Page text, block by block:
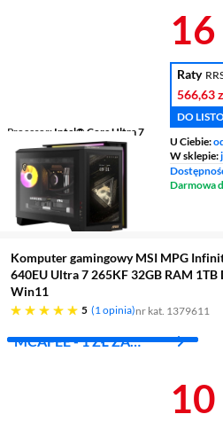
Procesor Intel® Core Ultra 7
15gen 265K 3,3 - 5,5 GHz
Karta graficzna
NVIDIA®
GeForce RTX™ 5080
Pamięć RAM
32 GB
Pojemność dysku
2 TB SSD
Raty
566,63
DO
U Ciebie:
W sklepie:
Darmowa
Komputer gamingowy MSI MPG
640EU Ultra 7 265KF 32GB RAM 1TB
Win11
5
pięć gwiazdek 1 opinia nr kat. 1379611
MCAFEE - 1 ZŁ ZA